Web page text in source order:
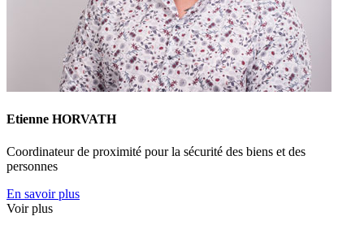
Etienne HORVATH
Coordinateur de proximité pour la sécurité des biens et des
personnes
En savoir plus
Voir plus